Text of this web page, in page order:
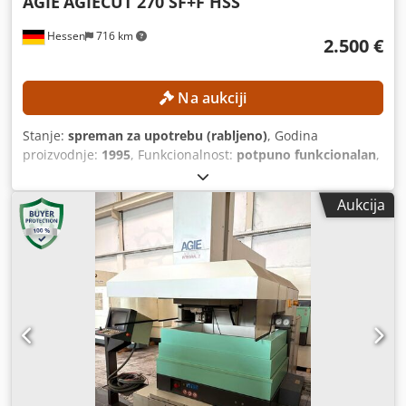
Hessen 716 km 2.500 €
Na aukciji
Stanje: spreman za upotrebu (rabljeno), Godina
proizvodnje: 1995, Funkcionalnost: potpuno funkcionalan,
, udaljenost pomaka osi X:
mm, pomak osi Y:250 mm, pomak osi Z:256 mm, Promjer
žice (maks.):0,33 mm, model upravljača:
AGIEVISION /
AGIE HSS-Steuerung
, Bez minimalne cijene – zajamčena
prodaja po najvišoj ponudi! TEHNIČKE KARAKTERISTIKE
Hod osi X: 350 mm Hod osi Y: 250 mm Hod osi Z: 256 mm
Hod osi U/V: ±70 mm Rezolucija pozicioniranja: 0,0001 mm
Točnost pozicioniranja: približno ±3 µm Podaci o obradi
Maksimalni kut konusa: 30° pri visini obrađivanog komada
od 100 mm Kvaliteta površine: do približno Ra 0,2 µm pri
više završnih obrada Podaci o obrađivanom komadu
Maksimalne dimenzije obrađivanog komada: 750 × 550 ×
250 mm Maksimalna težina obrađivanog komada: 450 kg
Aukcija